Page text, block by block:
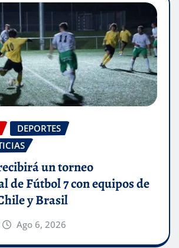
DEPORTES
un torneo
de Fútbol 7 con equipos de
y Brasil
Ago 6, 2026